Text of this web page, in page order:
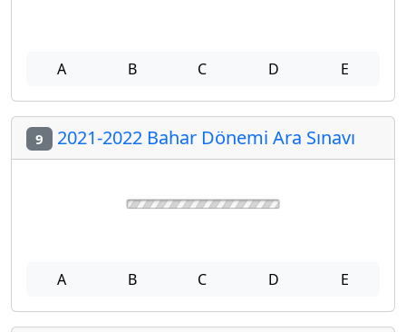
A B C D E
9 2021-2022 Bahar Dönemi Ara Sınavı
A B C D E